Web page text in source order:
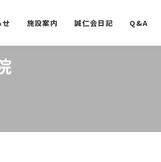
せ 施設案内 誠仁会日記 Q&A